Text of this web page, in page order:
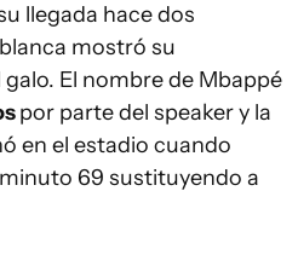
llegada hace dos
mostró su
El nombre de Mbappé
por parte del speaker y la
en el estadio cuando
69 sustituyendo a